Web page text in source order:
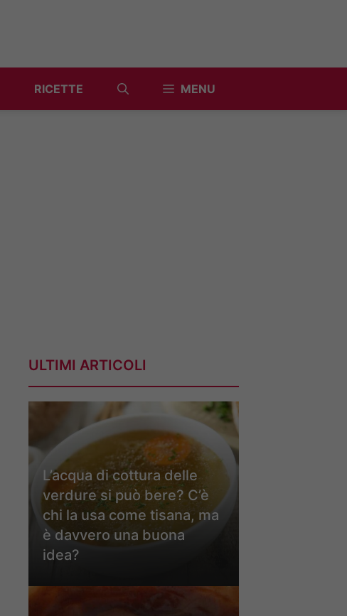
RICETTE MENU
ULTIMI ARTICOLI
L’acqua di cottura delle
verdure si può bere? C’è
chi la usa come tisana, ma
è davvero una buona
idea?